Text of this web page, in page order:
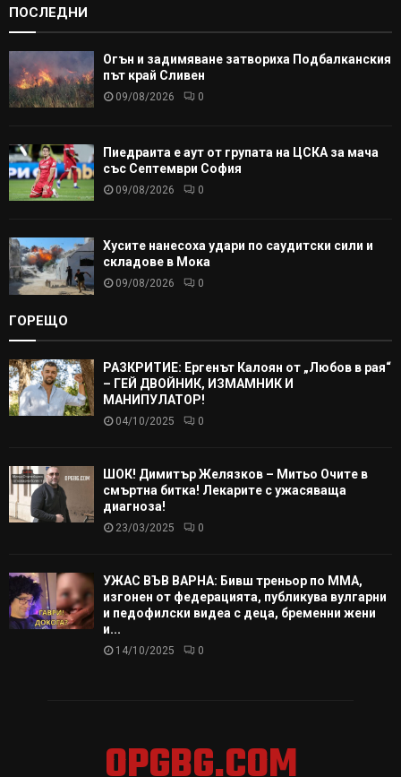
ПОСЛЕДНИ
Огън и задимяване затвориха Подбалканския
път край Сливен
09/08/2026 0
Пиедраита е аут от групата на ЦСКА за мача
със Септември София
09/08/2026 0
Хусите нанесоха удари по саудитски сили и
складове в Мока
09/08/2026 0
ГОРЕЩО
РАЗКРИТИЕ: Ергенът Калоян от „Любов в рая“
– ГЕЙ ДВОЙНИК, ИЗМАМНИК И
МАНИПУЛАТОР!
04/10/2025 0
ШОК! Димитър Желязков – Митьо Очите в
смъртна битка! Лекарите с ужасяваща
диагноза!
23/03/2025 0
УЖАС ВЪВ ВАРНА: Бивш треньор по ММА,
изгонен от федерацията, публикува вулгарни
и педофилски видеа с деца, бременни жени
и...
14/10/2025 0